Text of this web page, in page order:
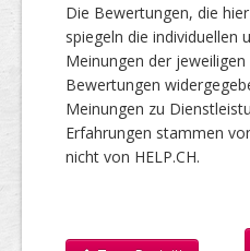
Die Bewertungen, die
spiegeln die individuellen
Meinungen der
Bewertungen
Meinungen zu
Erfahrungen stammen
nicht von HELP.CH.